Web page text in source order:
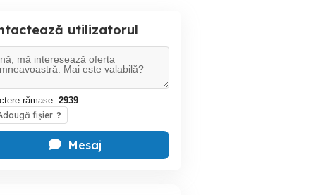
utilizatorul
rămase: 2939
fișier ?
Mesaj